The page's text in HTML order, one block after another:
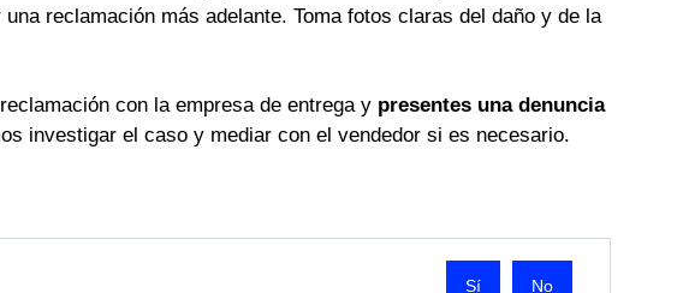
reclamación más adelante. Toma fotos claras del daño y de la
con la empresa de entrega y presentes una denuncia
investigar el caso y mediar con el vendedor si es necesario.
No